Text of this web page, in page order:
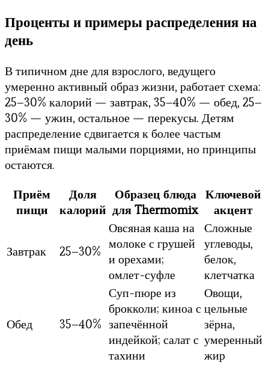
Проценты и примеры распределения на
день
В типичном дне для взрослого, ведущего
умеренно активный образ жизни, работает схема:
25–30% калорий — завтрак, 35–40% — обед, 25–
30% — ужин, остальное — перекусы. Детям
распределение сдвигается к более частым
приёмам пищи малыми порциями, но принципы
остаются.
Приём
пищи
Доля
калорий
Образец блюда
для Thermomix
Ключевой
акцент
Завтрак 25–30%
Овсяная каша на
молоке с грушей
и орехами;
омлет-суфле
Сложные
углеводы,
белок,
клетчатка
Обед 35–40%
Суп-пюре из
брокколи; киноа с
запечённой
индейкой; салат с
тахини
Овощи,
цельные
зёрна,
умеренный
жир